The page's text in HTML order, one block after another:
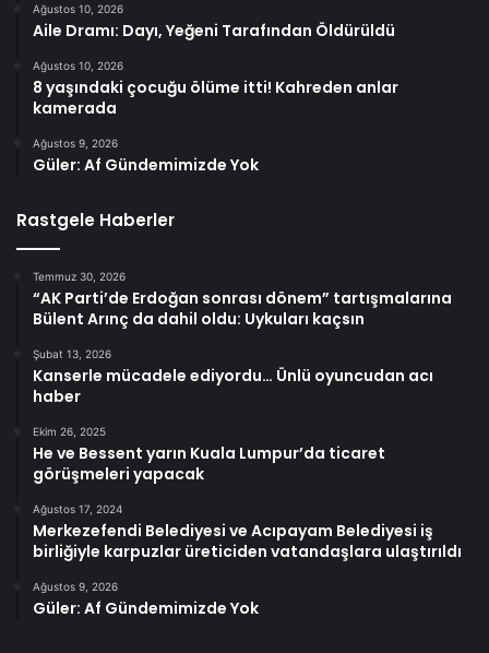
Ağustos 10, 2026
Aile Dramı: Dayı, Yeğeni Tarafından Öldürüldü
Ağustos 10, 2026
8 yaşındaki çocuğu ölüme itti! Kahreden anlar
kamerada
Ağustos 9, 2026
Güler: Af Gündemimizde Yok
Rastgele Haberler
Temmuz 30, 2026
“AK Parti’de Erdoğan sonrası dönem” tartışmalarına
Bülent Arınç da dahil oldu: Uykuları kaçsın
Şubat 13, 2026
Kanserle mücadele ediyordu… Ünlü oyuncudan acı
haber
Ekim 26, 2025
He ve Bessent yarın Kuala Lumpur’da ticaret
görüşmeleri yapacak
Ağustos 17, 2024
Merkezefendi Belediyesi ve Acıpayam Belediyesi iş
birliğiyle karpuzlar üreticiden vatandaşlara ulaştırıldı
Ağustos 9, 2026
Güler: Af Gündemimizde Yok